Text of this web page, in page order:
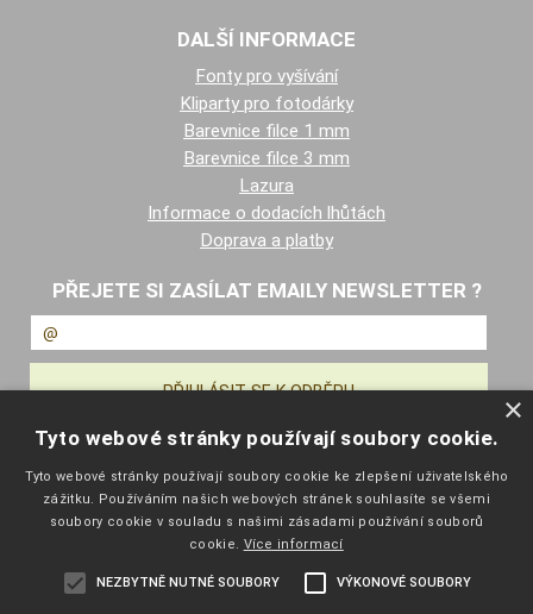
DALŠÍ INFORMACE
Fonty pro vyšívání
Kliparty pro fotodárky
Barevnice filce 1 mm
Barevnice filce 3 mm
Lazura
Informace o dodacích lhůtách
Doprava a platby
PŘEJETE SI ZASÍLAT EMAILY NEWSLETTER ?
NAVIGACE
Úvodní strana
Katalog zboží
Obchodní podmínky
×
Tyto webové stránky používají soubory cookie.
Tyto webové stránky používají soubory cookie ke zlepšení uživatelského
zážitku. Používáním našich webových stránek souhlasíte se všemi
soubory cookie v souladu s našimi zásadami používání souborů
cookie. Více informací
NEZBYTNĚ NUTNÉ SOUBORY VÝKONOVÉ SOUBORY